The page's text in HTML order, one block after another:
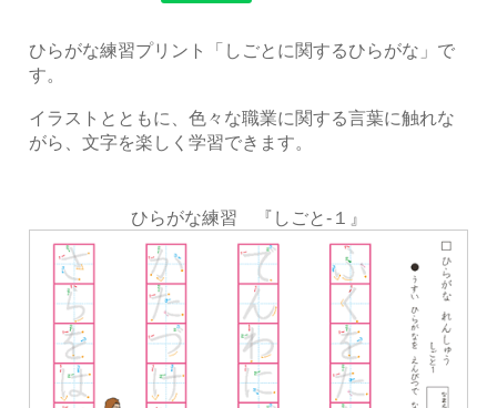
ひらがな練習プリント「しごとに関するひらがな」で
す。
イラストとともに、色々な職業に関する言葉に触れな
がら、文字を楽しく学習できます。
ひらがな練習 『しごと-１』